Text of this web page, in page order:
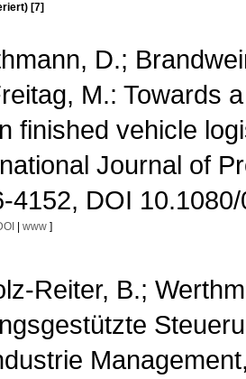
[7]
D.;
M.: Towards
finished vehicle
Journal of
4152, DOI
www ]
Reiter, B.;